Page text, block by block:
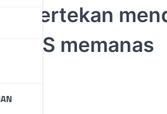
tertekan
AS memanas